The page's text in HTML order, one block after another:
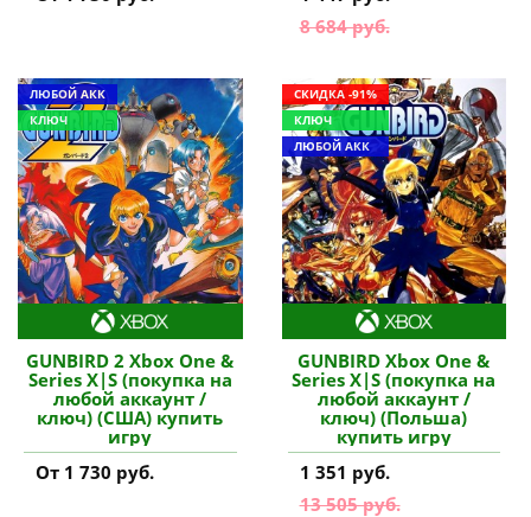
8 684 руб.
ЛЮБОЙ АКК
КЛЮЧ
GUNBIRD 2 Xbox One &
Series X|S (покупка на
любой аккаунт /
ключ) (США) купить
игру
От 1 730 руб.
СКИДКА -91%
КЛЮЧ
ЛЮБОЙ АКК
GUNBIRD Xbox One &
Series X|S (покупка на
любой аккаунт /
ключ) (Польша)
купить игру
1 351 руб.
13 505 руб.